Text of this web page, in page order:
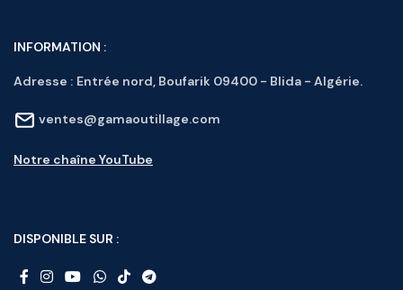
INFORMATION :
Adresse : Entrée nord, Boufarik 09400 - Blida - Algérie.
ventes@gamaoutillage.com
Notre chaîne YouTube
DISPONIBLE SUR :